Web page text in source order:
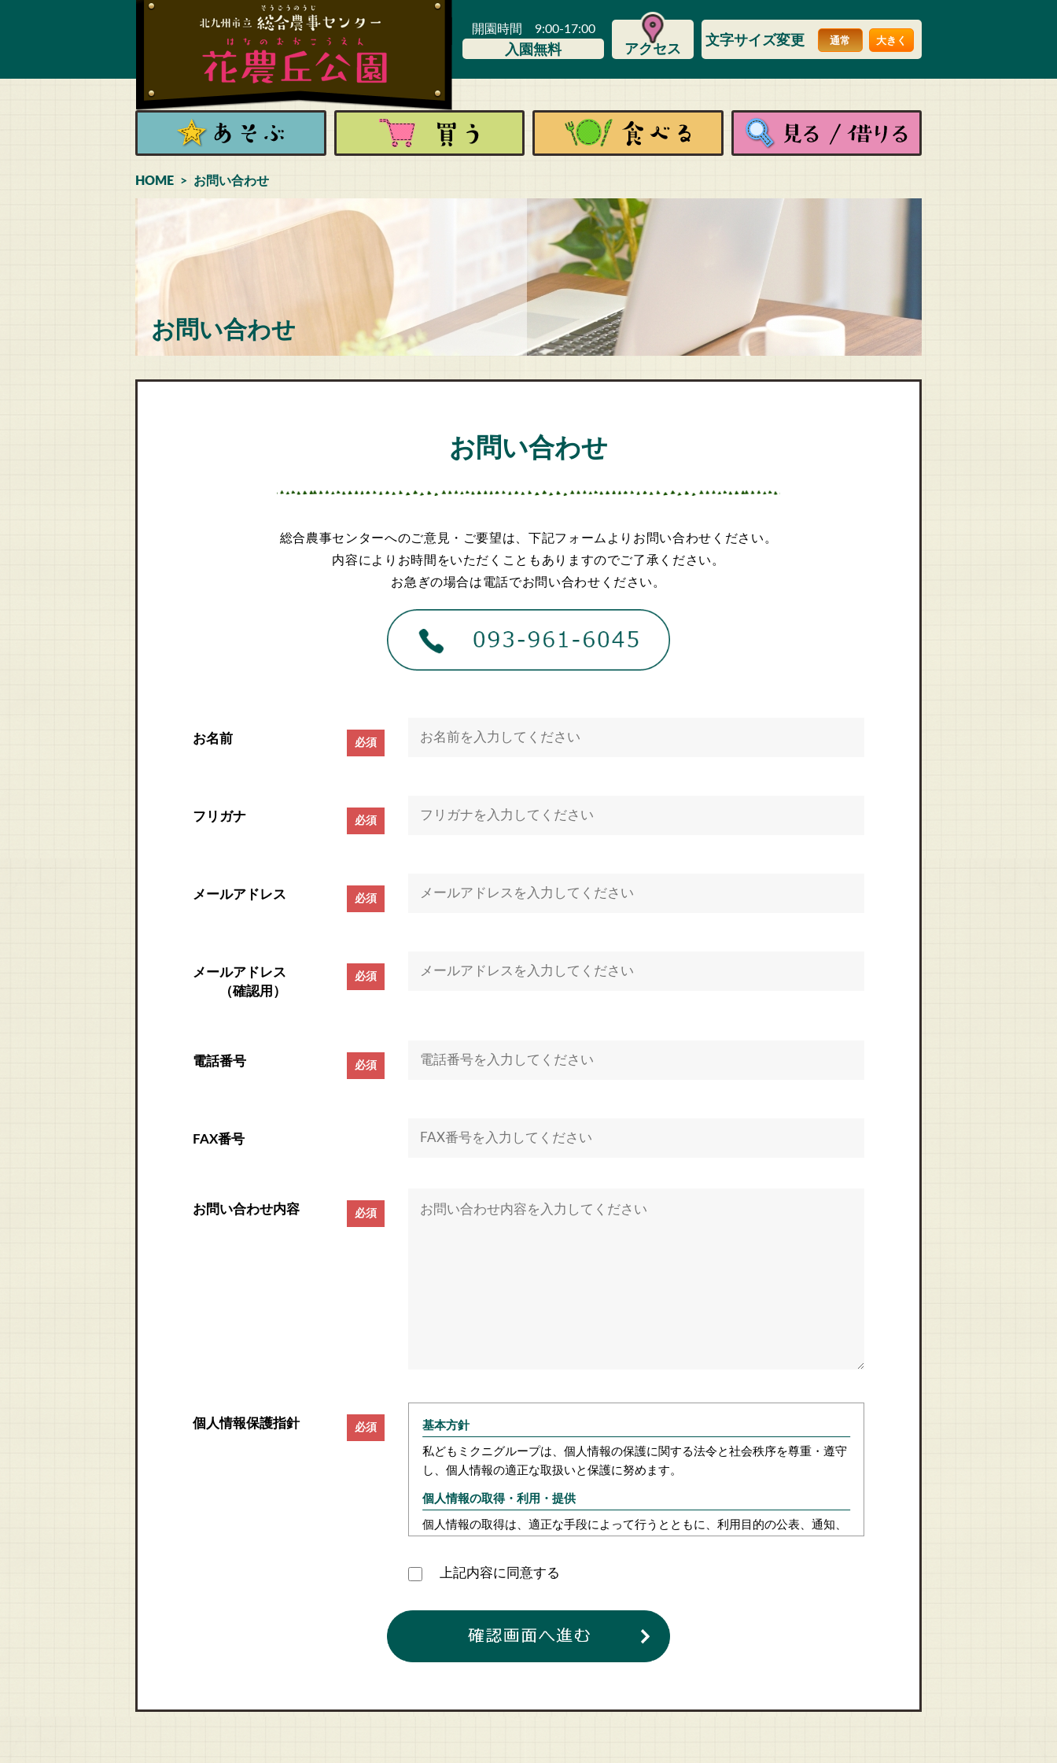
開園時間 9:00-17:00
入園無料 アクセス
文字サイズ変更 通常 大きく
HOME お問い合わせ
お問い合わせ
お問い合わせ
総合農事センターへのご意見・ご要望は、下記フォームよりお問い合わせください。
内容によりお時間をいただくこともありますのでご了承ください。
お急ぎの場合は電話でお問い合わせください。
お名前 必須
フリガナ 必須
メールアドレス 必須
メールアドレス
（確認用）
必須
電話番号 必須
FAX番号
お問い合わせ内容 必須
個人情報保護指針 必須 基本方針
私どもミクニグループは、個人情報の保護に関する法令と社会秩序を尊重・遵守
し、個人情報の適正な取扱いと保護に努めます。
個人情報の取得・利用・提供
個人情報の取得は、適正な手段によって行うとともに、利用目的の公表、通知、
のお取扱いはいたしません。
上記内容に同意する